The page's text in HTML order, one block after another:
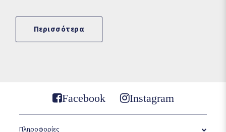
Περισσότερα
Facebook Instagram
Πληροφορίες